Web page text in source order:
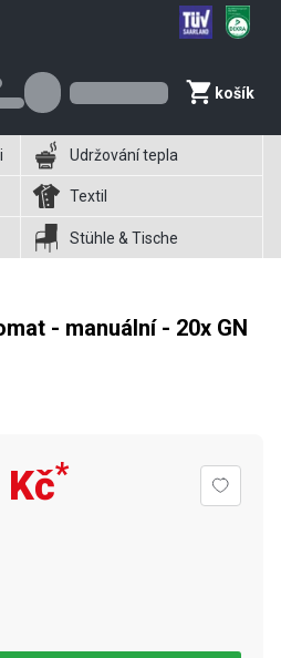
košík
Udržování tepla
Textil
Stühle & Tische
- manuální - 20x GN
*